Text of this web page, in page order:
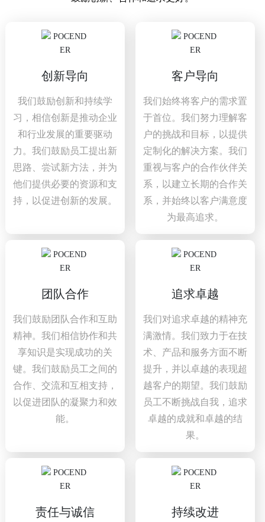
创新导向
我们鼓励创新和持续学
习，相信创新是推动企业
和行业发展的重要驱动
力。我们鼓励员工提出新
思路、尝试新方法，并为
他们提供必要的资源和支
持，以促进创新的发展。
客户导向
我们始终将客户的需求置
于首位。我们努力理解客
户的挑战和目标，以提供
定制化的解决方案。我们
重视与客户的合作伙伴关
系，以建立长期的合作关
系，并始终以客户满意度
为最高追求。
团队合作
我们鼓励团队合作和互助
精神。我们相信协作和共
享知识是实现成功的关
键。我们鼓励员工之间的
合作、交流和互相支持，
以促进团队的凝聚力和效
能。
追求卓越
我们对追求卓越的精神充
满激情。我们致力于在技
术、产品和服务方面不断
提升，并以卓越的表现超
越客户的期望。我们鼓励
员工不断挑战自我，追求
卓越的成就和卓越的结
果。
责任与诚信 持续改进